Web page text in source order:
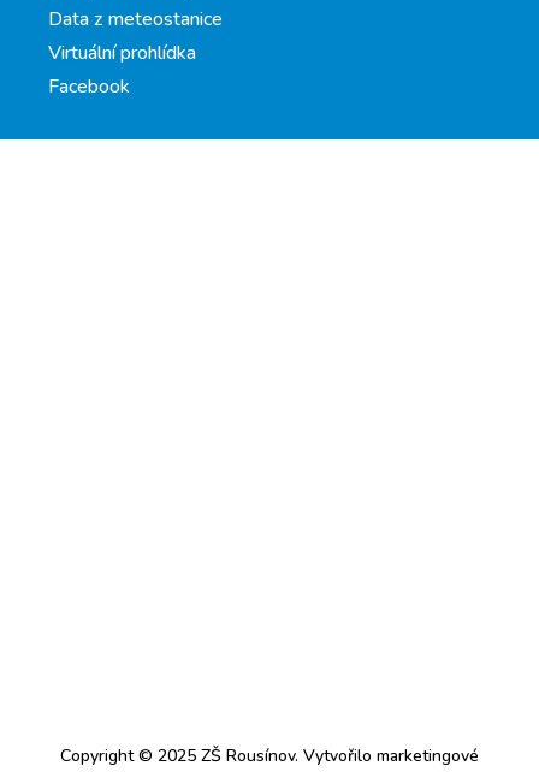
Data z meteostanice
Virtuální prohlídka
Facebook
Copyright © 2025 ZŠ Rousínov. Vytvořilo marketingové